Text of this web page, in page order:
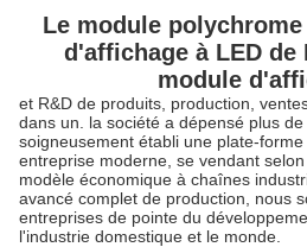
Le module
d'affichage à LED de
module
et R&D de produits, production,
dans un. la société a dépensé plus
soigneusement établi une plate-
entreprise moderne, se vendant
modèle économique à chaînes
avancé complet de production, nous
entreprises de pointe du
l'industrie domestique et le monde.